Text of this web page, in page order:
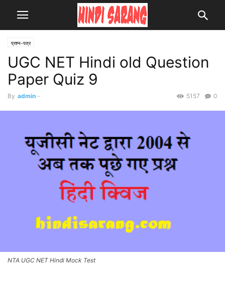
प्रश्न-पत्र
UGC NET Hindi old Question
Paper Quiz 9
By admin - 0
5157
NTA UGC NET Hindi Mock Test